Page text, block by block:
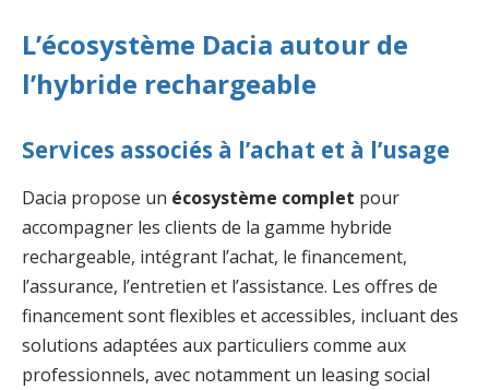
L’écosystème Dacia autour de
l’hybride rechargeable
Services associés à l’achat et à l’usage
Dacia propose un écosystème complet pour
accompagner les clients de la gamme hybride
rechargeable, intégrant l’achat, le financement,
l’assurance, l’entretien et l’assistance. Les offres de
financement sont flexibles et accessibles, incluant des
solutions adaptées aux particuliers comme aux
professionnels, avec notamment un leasing social